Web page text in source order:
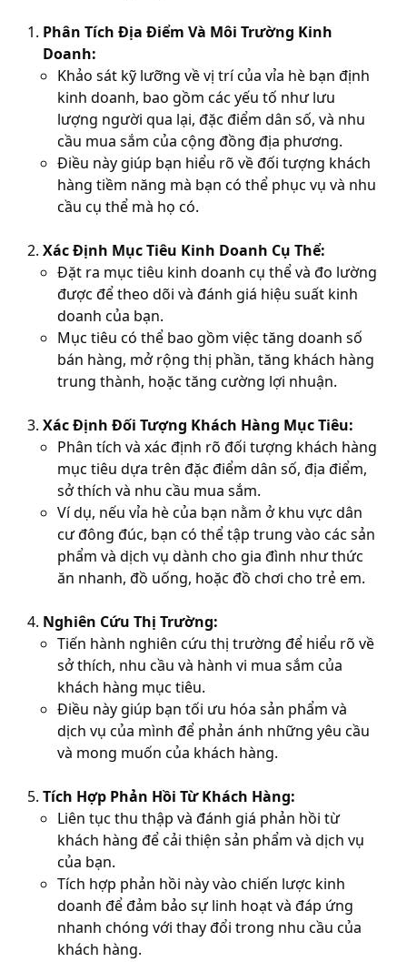
Phân Tích Địa Điểm Và Môi Trường Kinh
Doanh:
Khảo sát kỹ lưỡng về vị trí của vỉa hè bạn định
kinh doanh, bao gồm các yếu tố như lưu
lượng người qua lại, đặc điểm dân số, và nhu
cầu mua sắm của cộng đồng địa phương.
Điều này giúp bạn hiểu rõ về đối tượng khách
hàng tiềm năng mà bạn có thể phục vụ và nhu
cầu cụ thể mà họ có.
Xác Định Mục Tiêu Kinh Doanh Cụ Thể:
Đặt ra mục tiêu kinh doanh cụ thể và đo lường
được để theo dõi và đánh giá hiệu suất kinh
doanh của bạn.
Mục tiêu có thể bao gồm việc tăng doanh số
bán hàng, mở rộng thị phần, tăng khách hàng
trung thành, hoặc tăng cường lợi nhuận.
Xác Định Đối Tượng Khách Hàng Mục Tiêu:
Phân tích và xác định rõ đối tượng khách hàng
mục tiêu dựa trên đặc điểm dân số, địa điểm,
sở thích và nhu cầu mua sắm.
Ví dụ, nếu vỉa hè của bạn nằm ở khu vực dân
cư đông đúc, bạn có thể tập trung vào các sản
phẩm và dịch vụ dành cho gia đình như thức
ăn nhanh, đồ uống, hoặc đồ chơi cho trẻ em.
Nghiên Cứu Thị Trường:
Tiến hành nghiên cứu thị trường để hiểu rõ về
sở thích, nhu cầu và hành vi mua sắm của
khách hàng mục tiêu.
Điều này giúp bạn tối ưu hóa sản phẩm và
dịch vụ của mình để phản ánh những yêu cầu
và mong muốn của khách hàng.
Tích Hợp Phản Hồi Từ Khách Hàng:
Liên tục thu thập và đánh giá phản hồi từ
khách hàng để cải thiện sản phẩm và dịch vụ
của bạn.
Tích hợp phản hồi này vào chiến lược kinh
doanh để đảm bảo sự linh hoạt và đáp ứng
nhanh chóng với thay đổi trong nhu cầu của
khách hàng.